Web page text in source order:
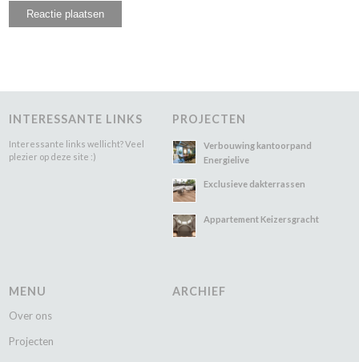
INTERESSANTE LINKS
Interessante links wellicht? Veel
plezier op deze site :)
PROJECTEN
Verbouwing kantoorpand
Energielive
Exclusieve dakterrassen
Appartement Keizersgracht
MENU
Over ons
Projecten
ARCHIEF